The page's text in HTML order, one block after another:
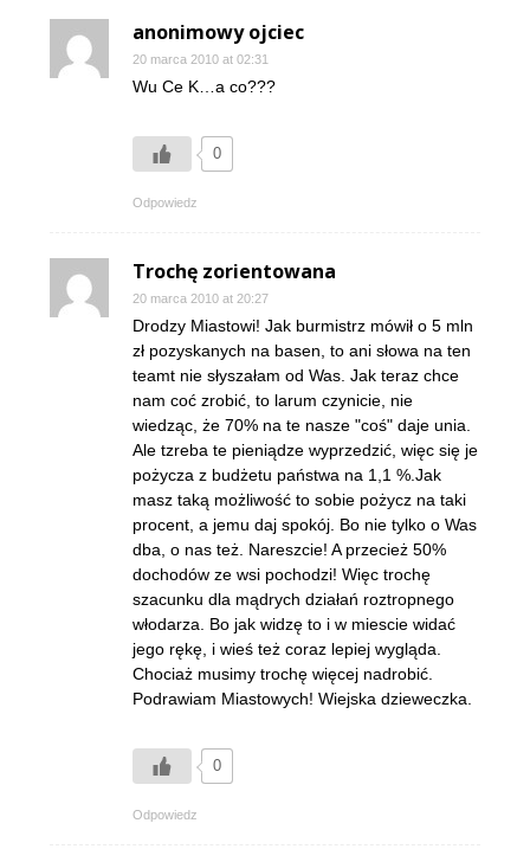
anonimowy ojciec
20 marca 2010 at 02:31
Wu Ce K…a co???
0
Odpowiedz
Trochę zorientowana
20 marca 2010 at 20:27
Drodzy Miastowi! Jak burmistrz mówił o 5 mln
zł pozyskanych na basen, to ani słowa na ten
teamt nie słyszałam od Was. Jak teraz chce
nam coć zrobić, to larum czynicie, nie
wiedząc, że 70% na te nasze "coś" daje unia.
Ale tzreba te pieniądze wyprzedzić, więc się je
pożycza z budżetu państwa na 1,1 %.Jak
masz taką możliwość to sobie pożycz na taki
procent, a jemu daj spokój. Bo nie tylko o Was
dba, o nas też. Nareszcie! A przecież 50%
dochodów ze wsi pochodzi! Więc trochę
szacunku dla mądrych działań roztropnego
włodarza. Bo jak widzę to i w miescie widać
jego rękę, i wieś też coraz lepiej wygląda.
Chociaż musimy trochę więcej nadrobić.
Podrawiam Miastowych! Wiejska dzieweczka.
0
Odpowiedz